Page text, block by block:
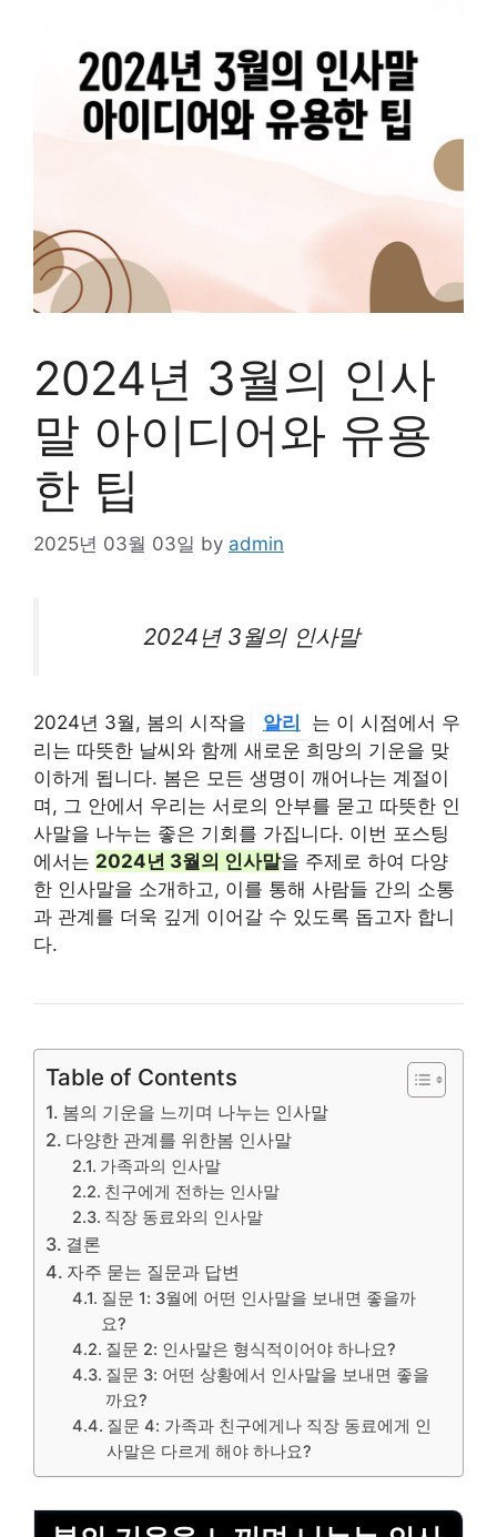
2024년 3월의 인사
말 아이디어와 유용
한 팁
2025년 03월 03일 by admin
2024년 3월의 인사말
2024년 3월, 봄의 시작을 알리
는 이 시점에서 우
리는 따뜻한 날씨와 함께 새로운 희망의 기운을 맞
이하게 됩니다. 봄은 모든 생명이 깨어나는 계절이
며, 그 안에서 우리는 서로의 안부를 묻고 따뜻한 인
사말을 나누는 좋은 기회를 가집니다. 이번 포스팅
에서는 2024년 3월의 인사말을 주제로 하여 다양
한 인사말을 소개하고, 이를 통해 사람들 간의 소통
과 관계를 더욱 깊게 이어갈 수 있도록 돕고자 합니
다.
Table of Contents
봄의 기운을 느끼며 나누는 인사말
다양한 관계를 위한봄 인사말
가족과의 인사말
친구에게 전하는 인사말
직장 동료와의 인사말
결론
자주 묻는 질문과 답변
질문 1: 3월에 어떤 인사말을 보내면 좋을까
요?
질문 2: 인사말은 형식적이어야 하나요?
질문 3: 어떤 상황에서 인사말을 보내면 좋을
까요?
질문 4: 가족과 친구에게나 직장 동료에게 인
사말은 다르게 해야 하나요?